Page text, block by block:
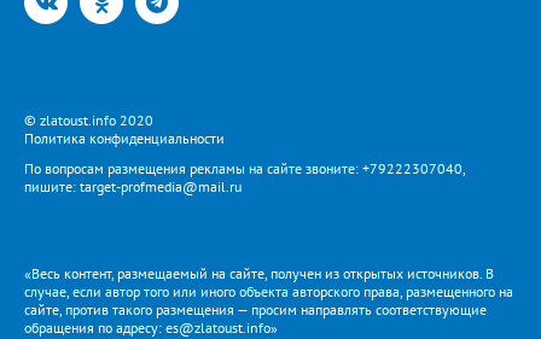
© zlatoust.info 2020
Политика конфиденциальности
По вопросам размещения рекламы на сайте звоните: +79222307040,
пишите: target-profmedia@mail.ru
«Весь контент, размещаемый на сайте, получен из открытых источников. В
случае, если автор того или иного объекта авторского права, размещенного на
сайте, против такого размещения — просим направлять соответствующие
обращения по адресу: es@zlatoust.info»